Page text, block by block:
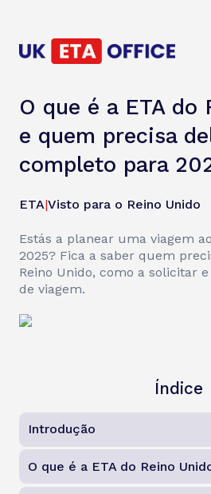
O que é a ETA do
e quem precisa
completo para
ETA|Visto para o Reino Unido
Estás a planear uma viagem
2025? Fica a saber quem
Reino Unido, como a solicitar
de viagem.
Índice
Introdução
O que é a ETA do Reino